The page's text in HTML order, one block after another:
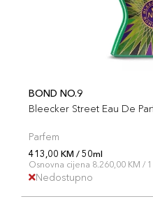
BOND NO.9
Bleecker Street Eau De
Parfem
413,00 KM / 50ml
Osnovna cijena 8.260,00 KM /
Nedostupno